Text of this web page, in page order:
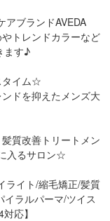
アブランドAVEDA
トレンドカラーなど
ます♪
タイム☆
ドを抑えたメンズ大
質改善トリートメン
入るサロン☆
ライト/縮毛矯正/髪質
ラルパーマ/ツイス
応】